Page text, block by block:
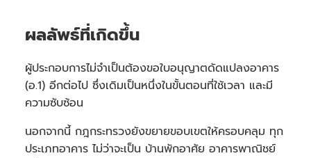
ผลลัพธ์ที่เกิดขึ้น
ผู้ประกอบการไม่จำเป็นต้องขอใบอนุญาตดัดแปลงอาคาร
(อ.1) อีกต่อไป ซึ่งเดิมเป็นหนึ่งในขั้นตอนที่ใช้เวลา และมี
ความซับซ้อน
นอกจากนี้ กฎกระทรวงยังขยายขอบเขตให้ครอบคลุม ทุก
ประเภทอาคาร ไม่ว่าจะเป็น บ้านพักอาศัย อาคารพาณิชย์